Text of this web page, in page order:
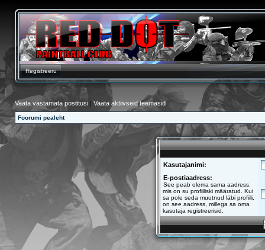
Registreeru
Vaata vastamata postitusi | Vaata aktiivseid teemasid
Foorumi pealeht
Kasutajanimi:
E-postiaadress:
See peab olema sama aadress,
mis on su profiiliski määratud. Kui
sa pole seda muutnud läbi profiili,
on see aadress, millega sa oma
kasutaja registreerisid.